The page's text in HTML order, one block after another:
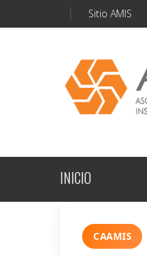
Sitio AMIS
INICIO
CAAMIS